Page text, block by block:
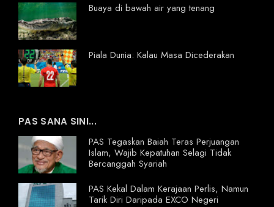
Buaya di bawah air yang tenang
Piala Dunia: Kalau Masa Dicederakan
PAS SANA SINI...
PAS Tegaskan Baiah Teras Perjuangan
Islam, Wajib Kepatuhan Selagi Tidak
Bercanggah Syariah
PAS Kekal Dalam Kerajaan Perlis, Namun
Tarik Diri Daripada EXCO Negeri